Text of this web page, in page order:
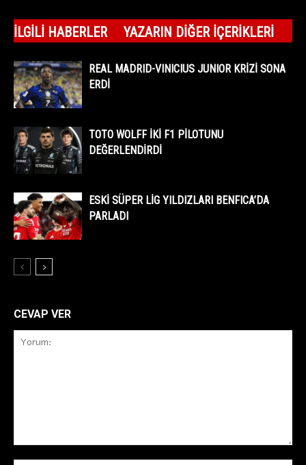
İLGILI HABERLER YAZARIN DIĞER İÇERIKLERI
REAL MADRID-VINICIUS JUNIOR KRİZİ SONA
ERDİ
TOTO WOLFF İKİ F1 PİLOTUNU
DEĞERLENDİRDİ
ESKİ SÜPER LİG YILDIZLARI BENFICA’DA
PARLADI
CEVAP VER